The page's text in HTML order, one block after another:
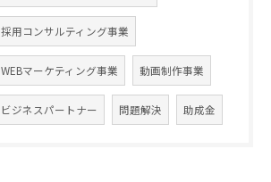
採用コンサルティング事業
WEBマーケティング事業 動画制作事業
ビジネスパートナー 問題解決 助成金